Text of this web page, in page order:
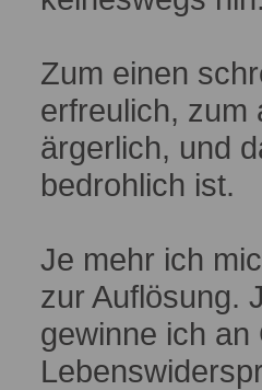
Zum einen
erfreulich, zum
ärgerlich, und
bedrohlich ist.
Je mehr ich
zur Auflösung.
gewinne ich